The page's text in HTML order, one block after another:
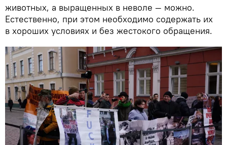
животных, а выращенных в неволе — можно.
Естественно, при этом необходимо содержать их
в хороших условиях и без жестокого обращения.